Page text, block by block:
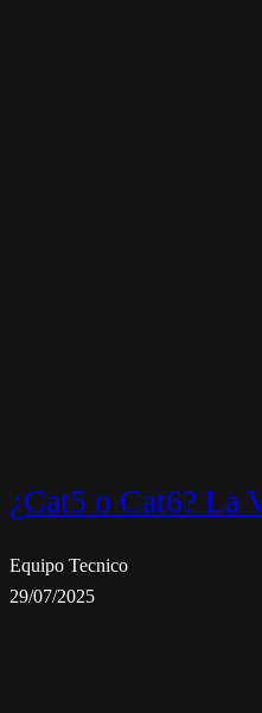
¿Cat5 o Cat6? La
Equipo Tecnico
29/07/2025